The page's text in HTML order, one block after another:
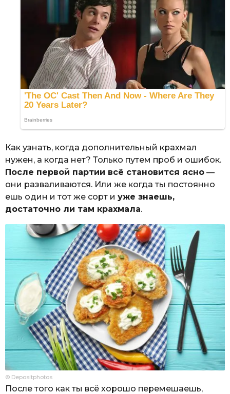
Как узнать, когда дополнительный крахмал
нужен, а когда нет? Только путем проб и ошибок.
После первой партии всё становится ясно —
они разваливаются. Или же когда ты постоянно
ешь один и тот же сорт и уже знаешь,
достаточно ли там крахмала.
© Depositphotos
После того как ты всё хорошо перемешаешь,